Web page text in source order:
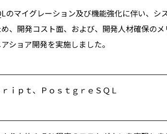
のマイグレーション及び機能強化に伴い、シ
、開発コスト面、および、開発人材確保の
ショア開発を実施しました。
ｉｐｔ、ＰｏｓｔｇｒｅＳＱＬ